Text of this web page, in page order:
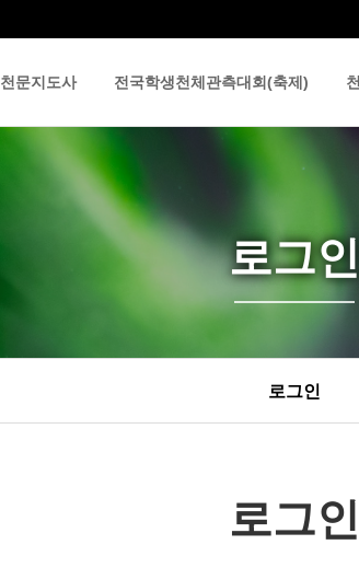
천문지도사 전국학생천체관측대회(축제)
로그인
로그인
로그인